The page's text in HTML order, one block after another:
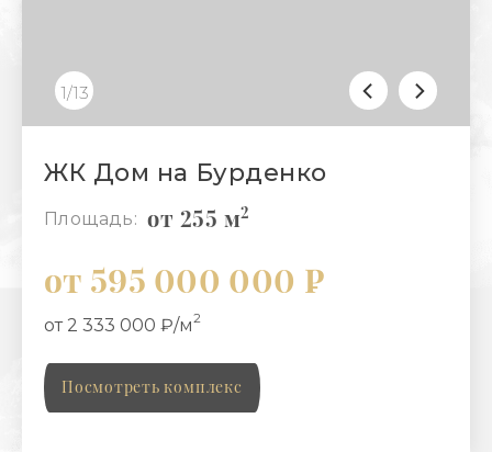
1/13
ЖК Дом на Бурденко
Площадь: от 255 м2
от 595 000 000 ₽
от 2 333 000 ₽/м2
Посмотреть комплекс